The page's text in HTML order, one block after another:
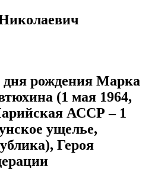
дня рождения Марка
(1 мая 1964,
АССР – 1
ущелье,
Героя